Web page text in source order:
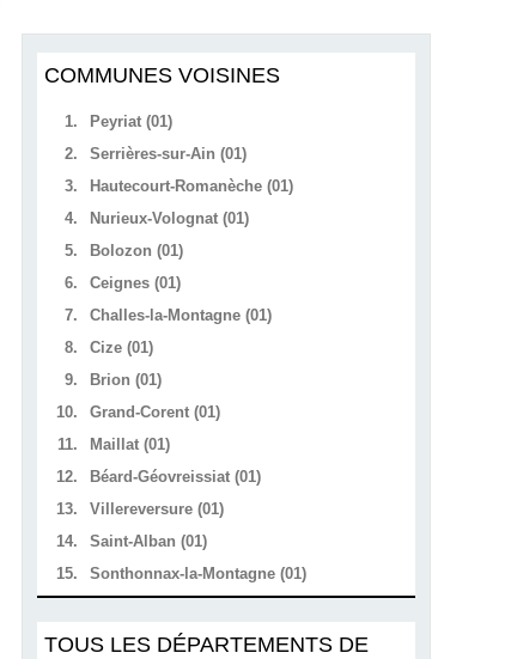
COMMUNES VOISINES
1.
Peyriat (01)
2.
Serrières-sur-Ain (01)
3.
Hautecourt-Romanèche (01)
4.
Nurieux-Volognat (01)
5.
Bolozon (01)
6.
Ceignes (01)
7.
Challes-la-Montagne (01)
8.
Cize (01)
9.
Brion (01)
10.
Grand-Corent (01)
11.
Maillat (01)
12.
Béard-Géovreissiat (01)
13.
Villereversure (01)
14.
Saint-Alban (01)
15.
Sonthonnax-la-Montagne (01)
TOUS LES DÉPARTEMENTS DE